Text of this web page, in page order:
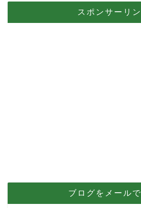
スポンサーリ
ブログをメール